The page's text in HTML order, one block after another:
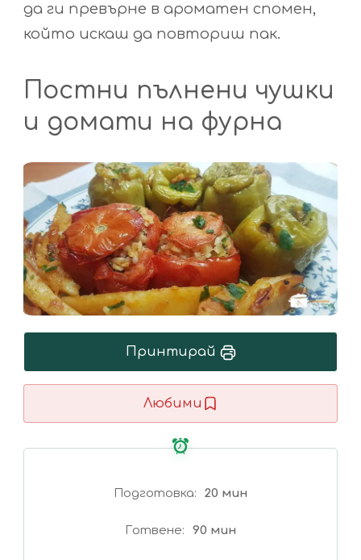
да ги превърне в ароматен спомен,
който искаш да повториш пак.
Постни пълнени чушки
и домати на фурна
Принтирай
Любими
Подготовка 20 мин
Готвене 90 мин